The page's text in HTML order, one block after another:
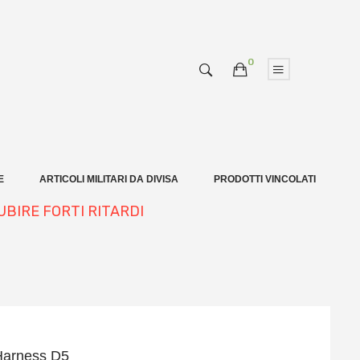
0
ARTICOLI MILITARI DA DIVISA PRODOTTI VINCOLATI
FORTI RITARDI
D5